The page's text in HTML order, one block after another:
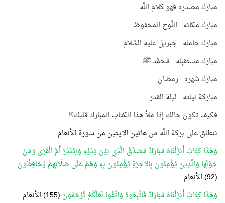
مبارك مصدره فهو كلام اللَّه..
مبارك مكانه.. اللّوح المحفوظ..
مبارك حامله.. جبريل عليه السَّلام..
مبارك مستقبِله.. مُحمَّد ﷺ..
مبارك شهره.. رمضان..
مباركة ليلته.. ليلة القدر..
فكيف تكون حالك إذا ملأ هذا الكتاب المبارك قلبك؟!
ننطلق على بركة اللَّه منهاتين الآيتين من سورة الأنعام:
وَهَذَا كِتَابٌ أَنْزَلْنَاهُ مُبَارَكٌ مُصَدِّقُ الَّذِي بَيْنَ يَدَيْهِ وَلِتُنْذِرَ أُمَّ الْقُرَى وَمَنْ
حَوْلَهَا وَالَّذِينَ يُؤْمِنُونَ بِالْآخِرَةِ يُؤْمِنُونَ بِهِ وَهُمْ عَلَى صَلَاتِهِمْ يُحَافِظُونَ
(92) الأنعام
وَهَذَا كِتَابٌ أَنْزَلْنَاهُ مُبَارَكٌ فَاتَّبِعُوهُ وَاتَّقُوا لَعَلَّكُمْ تُرْحَمُونَ (155) الأنعام